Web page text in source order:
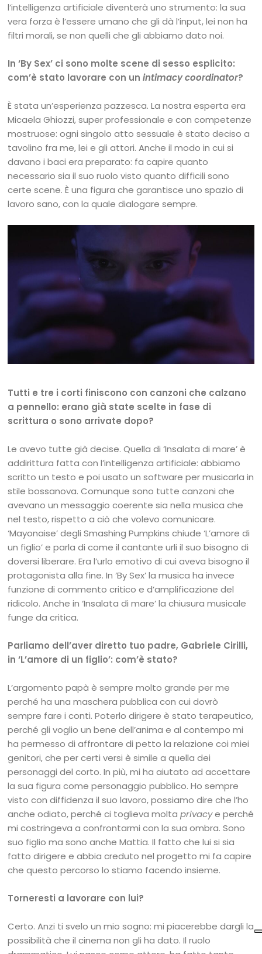
l’intelligenza artificiale diventerà uno strumento: la sua
vera forza è l’essere umano che gli dà l’input, lei non ha
filtri morali, se non quelli che gli abbiamo dato noi.
In ‘By Sex’ ci sono molte scene di sesso esplicito:
com’è stato lavorare con un intimacy coordinator?
È stata un’esperienza pazzesca. La nostra esperta era
Micaela Ghiozzi, super professionale e con competenze
mostruose: ogni singolo atto sessuale è stato deciso a
tavolino fra me, lei e gli attori. Anche il modo in cui si
davano i baci era preparato: fa capire quanto
necessario sia il suo ruolo visto quanto difficili sono
certe scene. È una figura che garantisce uno spazio di
lavoro sano, con la quale dialogare sempre.
Tutti e tre i corti finiscono con canzoni che calzano
a pennello: erano già state scelte in fase di
scrittura o sono arrivate dopo?
Le avevo tutte già decise. Quella di ‘Insalata di mare’ è
addirittura fatta con l’intelligenza artificiale: abbiamo
scritto un testo e poi usato un software per musicarla in
stile bossanova. Comunque sono tutte canzoni che
avevano un messaggio coerente sia nella musica che
nel testo, rispetto a ciò che volevo comunicare.
‘Mayonaise’ degli Smashing Pumpkins chiude ‘L’amore di
un figlio’ e parla di come il cantante urli il suo bisogno di
doversi liberare. Era l’urlo emotivo di cui aveva bisogno il
protagonista alla fine. In ‘By Sex’ la musica ha invece
funzione di commento critico e d’amplificazione del
ridicolo. Anche in ‘Insalata di mare’ la chiusura musicale
funge da critica.
Parliamo dell’aver diretto tuo padre, Gabriele Cirilli,
in ‘L’amore di un figlio’: com’è stato?
L’argomento papà è sempre molto grande per me
perché ha una maschera pubblica con cui dovrò
sempre fare i conti. Poterlo dirigere è stato terapeutico,
perché gli voglio un bene dell’anima e al contempo mi
ha permesso di affrontare di petto la relazione coi miei
genitori, che per certi versi è simile a quella dei
personaggi del corto. In più, mi ha aiutato ad accettare
la sua figura come personaggio pubblico. Ho sempre
visto con diffidenza il suo lavoro, possiamo dire che l’ho
anche odiato, perché ci toglieva moltaprivacye perché
mi costringeva a confrontarmi con la sua ombra. Sono
suo figlio ma sono anche Mattia. Il fatto che lui si sia
fatto dirigere e abbia creduto nel progetto mi fa capire
che questo percorso lo stiamo facendo insieme.
Torneresti a lavorare con lui?
Certo. Anzi ti svelo un mio sogno: mi piacerebbe dargli la
possibilità che il cinema non gli ha dato. Il ruolo